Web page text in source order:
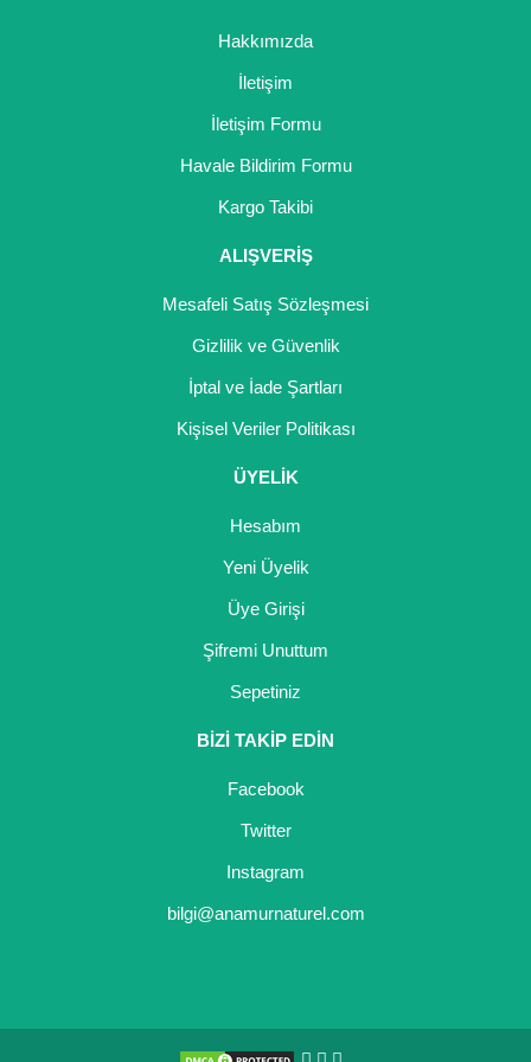
Bu ürüne benzer farklı alternatifler olmalı.
Hakkımızda
İletişim
İletişim Formu
Havale Bildirim Formu
Kargo Takibi
ALIŞVERİŞ
Mesafeli Satış Sözleşmesi
Gizlilik ve Güvenlik
İptal ve İade Şartları
Kişisel Veriler Politikası
ÜYELİK
Hesabım
Yeni Üyelik
Üye Girişi
Şifremi Unuttum
Sepetiniz
BİZİ TAKİP EDİN
Facebook
Twitter
Instagram
bilgi@anamurnaturel.com